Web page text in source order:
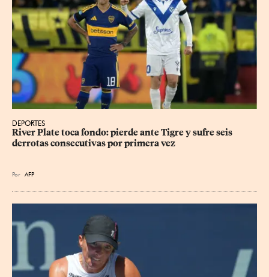
DEPORTES
River Plate toca fondo: pierde ante Tigre y sufre seis
derrotas consecutivas por primera vez
Por AFP